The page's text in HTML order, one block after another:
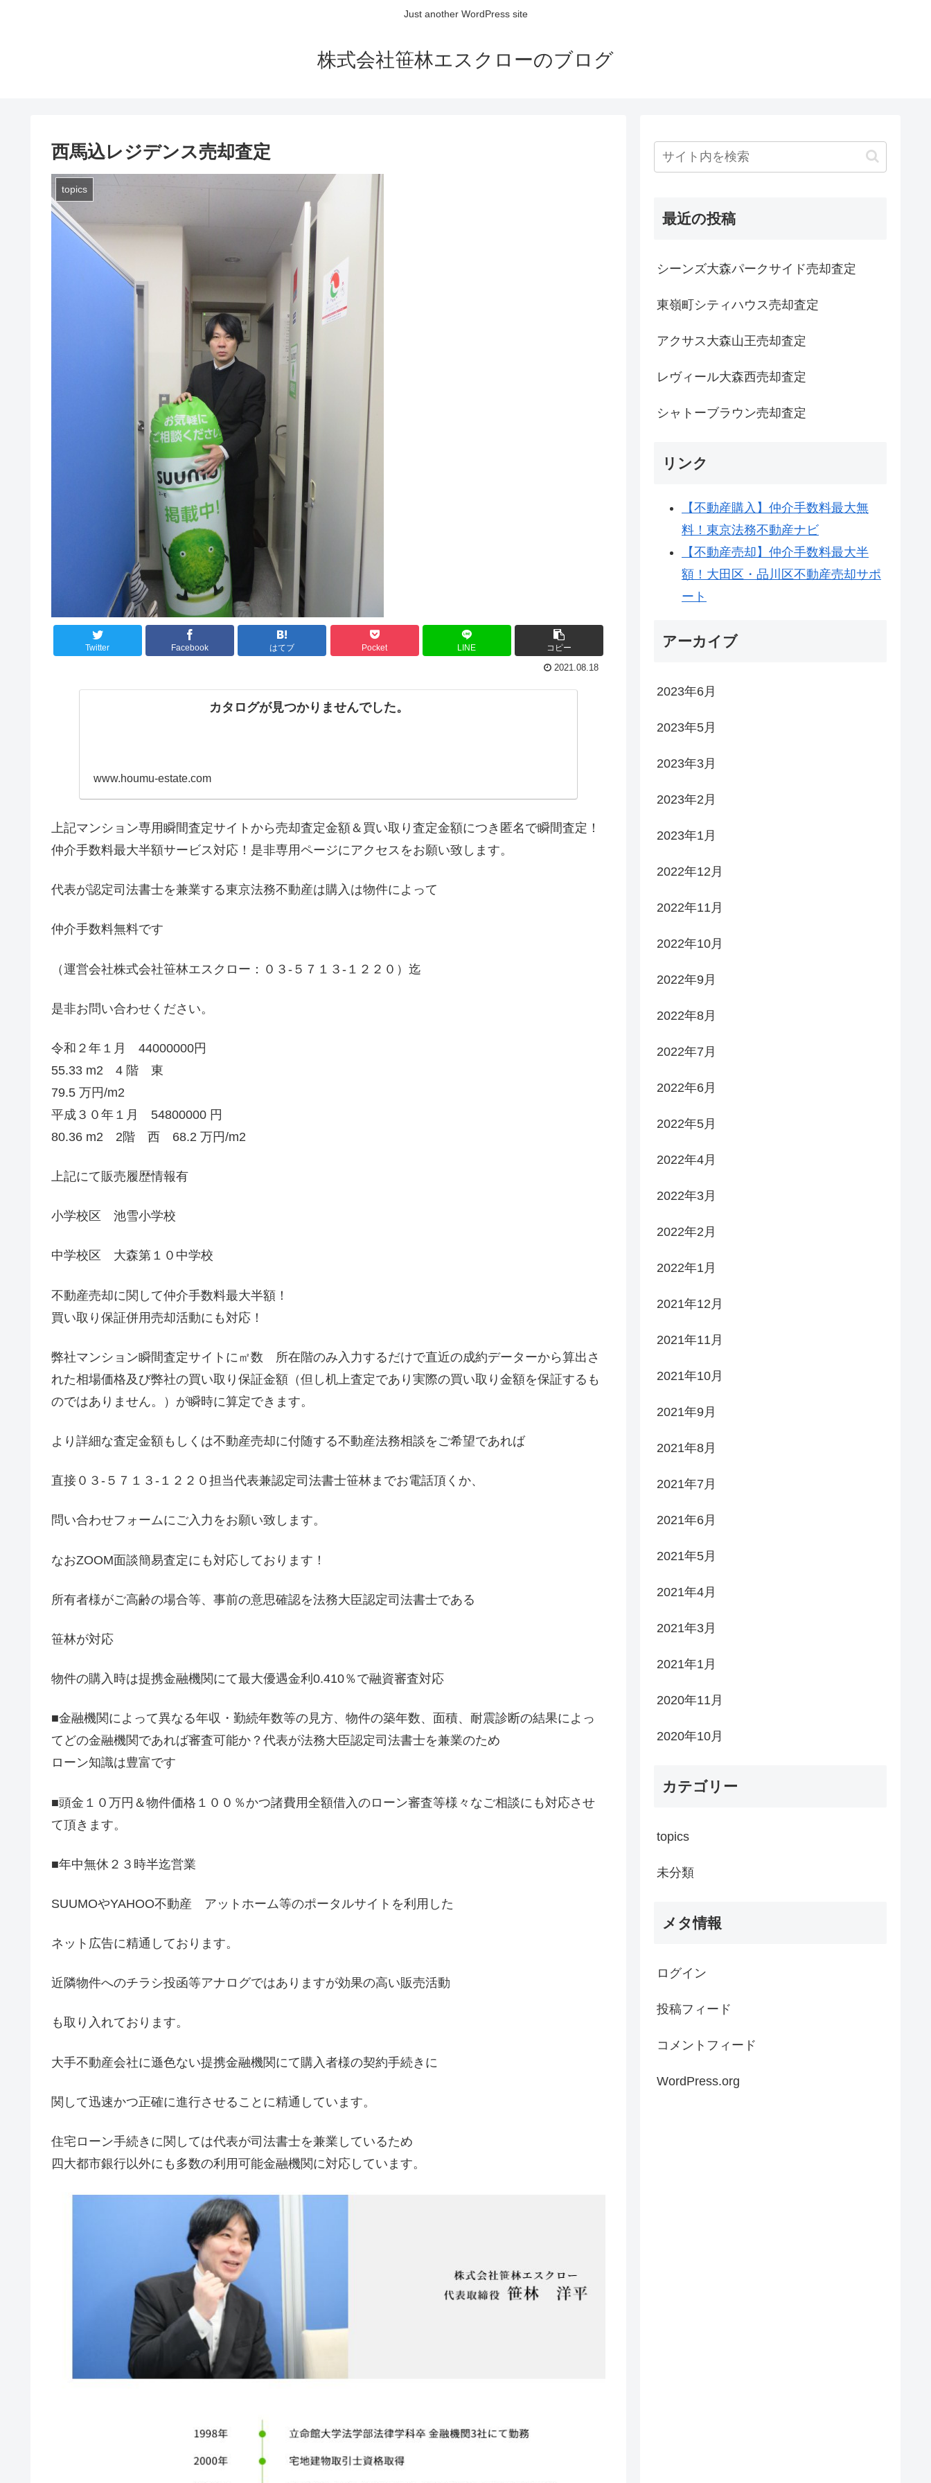
Just another WordPress site
株式会社笹林エスクローのブログ
西馬込レジデンス売却査定
topics
Twitter Facebook はてブ Pocket LINE コピー
2021.08.18
カタログが見つかりませんでした。
www.houmu-estate.com
上記マンション専用瞬間査定サイトから売却査定金額＆買い取り査定金額につき匿名で瞬間査定！
仲介手数料最大半額サービス対応！是非専用ページにアクセスをお願い致します。
代表が認定司法書士を兼業する東京法務不動産は購入は物件によって
仲介手数料無料です
（運営会社株式会社笹林エスクロー：０３-５７１３-１２２０）迄
是非お問い合わせください。
令和２年１月 44000000円
55.33 m2 4 階 東
79.5 万円/m2
平成３０年１月 54800000 円
80.36 m2 2階 西 68.2 万円/m2
上記にて販売履歴情報有
小学校区 池雪小学校
中学校区 大森第１０中学校
不動産売却に関して仲介手数料最大半額！
買い取り保証併用売却活動にも対応！
弊社マンション瞬間査定サイトに㎡数 所在階のみ入力するだけで直近の成約データーから算出さ
れた相場価格及び弊社の買い取り保証金額（但し机上査定であり実際の買い取り金額を保証するも
のではありません。）が瞬時に算定できます。
より詳細な査定金額もしくは不動産売却に付随する不動産法務相談をご希望であれば
直接０３-５７１３-１２２０担当代表兼認定司法書士笹林までお電話頂くか、
問い合わせフォームにご入力をお願い致します。
なおZOOM面談簡易査定にも対応しております！
所有者様がご高齢の場合等、事前の意思確認を法務大臣認定司法書士である
笹林が対応
物件の購入時は提携金融機関にて最大優遇金利0.410％で融資審査対応
■金融機関によって異なる年収・勤続年数等の見方、物件の築年数、面積、耐震診断の結果によっ
てどの金融機関であれば審査可能か？代表が法務大臣認定司法書士を兼業のため
ローン知識は豊富です
■頭金１０万円＆物件価格１００％かつ諸費用全額借入のローン審査等様々なご相談にも対応させ
て頂きます。
■年中無休２３時半迄営業
SUUMOやYAHOO不動産 アットホーム等のポータルサイトを利用した
ネット広告に精通しております。
近隣物件へのチラシ投函等アナログではありますが効果の高い販売活動
も取り入れております。
大手不動産会社に遜色ない提携金融機関にて購入者様の契約手続きに
関して迅速かつ正確に進行させることに精通しています。
住宅ローン手続きに関しては代表が司法書士を兼業しているため
四大都市銀行以外にも多数の利用可能金融機関に対応しています。
最近の投稿
シーンズ大森パークサイド売却査定
東嶺町シティハウス売却査定
アクサス大森山王売却査定
レヴィール大森西売却査定
シャトーブラウン売却査定
リンク
【不動産購入】仲介手数料最大無
料！東京法務不動産ナビ
【不動産売却】仲介手数料最大半
額！大田区・品川区不動産売却サポ
ート
アーカイブ
2023年6月
2023年5月
2023年3月
2023年2月
2023年1月
2022年12月
2022年11月
2022年10月
2022年9月
2022年8月
2022年7月
2022年6月
2022年5月
2022年4月
2022年3月
2022年2月
2022年1月
2021年12月
2021年11月
2021年10月
2021年9月
2021年8月
2021年7月
2021年6月
2021年5月
2021年4月
2021年3月
2021年1月
2020年11月
2020年10月
カテゴリー
topics
未分類
メタ情報
ログイン
投稿フィード
コメントフィード
WordPress.org